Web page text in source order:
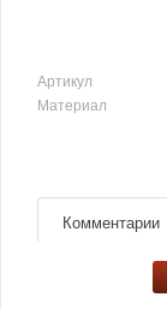
Артикул
Материал
Комментарии